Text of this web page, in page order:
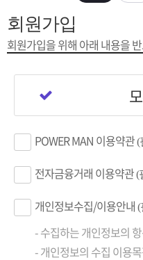
매
사
스
노
우
고
객
터
마
페
이
문
조
[무인택배함 이용 안
[2026구정 연휴]설
회원가입
회원가입을 위해 아래 내용을
POWER MAN 이용약관(
전자금융거래 이용약관(
개인정보수집/이용안내 (
- 수집하는 개인정보의
- 개인정보의 수집 이용